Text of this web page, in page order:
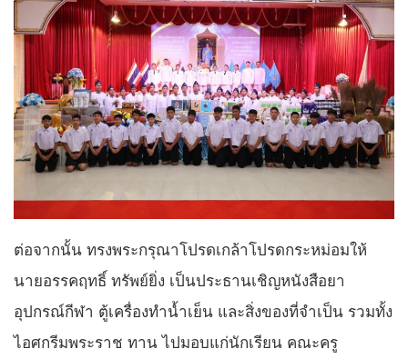
ต่อจากนั้น ทรงพระกรุณาโปรดเกล้าโปรดกระหม่อมให้
นายอรรคฤทธิ์ ทรัพย์ยิ่ง เป็นประธานเชิญหนังสือยา
อุปกรณ์กีฬา ตู้เครื่องทำน้ำเย็น และสิ่งของที่จำเป็น รวมทั้ง
ไอศกรีมพระราช ทาน ไปมอบแก่นักเรียน คณะครู